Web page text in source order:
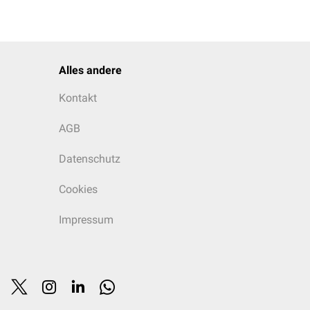
Alles andere
Kontakt
AGB
Datenschutz
Cookies
Impressum